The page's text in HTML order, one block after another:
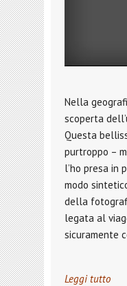
Nella
scoperta
Questa
purtroppo –
l’ho presa in
modo
della
legata al
sicuramente
Leggi tutto